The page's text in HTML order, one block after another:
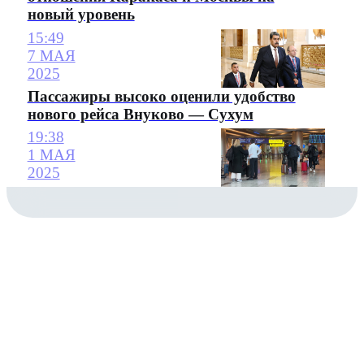
новый уровень
15:49
7 МАЯ
2025
Пассажиры высоко оценили удобство
нового рейса Внуково — Сухум
19:38
1 МАЯ
2025